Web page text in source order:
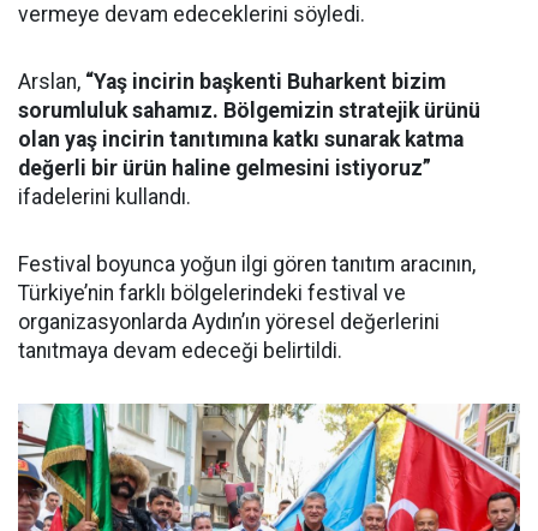
vermeye devam edeceklerini söyledi.
Arslan, “Yaş incirin başkenti Buharkent bizim
sorumluluk sahamız. Bölgemizin stratejik ürünü
olan yaş incirin tanıtımına katkı sunarak katma
değerli bir ürün haline gelmesini istiyoruz”
ifadelerini kullandı.
Festival boyunca yoğun ilgi gören tanıtım aracının,
Türkiye’nin farklı bölgelerindeki festival ve
organizasyonlarda Aydın’ın yöresel değerlerini
tanıtmaya devam edeceği belirtildi.